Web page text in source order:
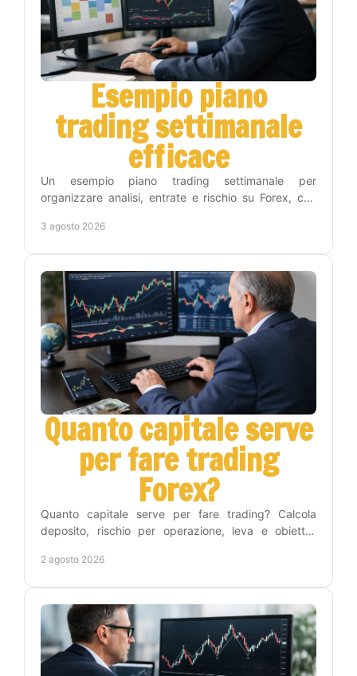
Esempio piano
trading settimanale
efficace
Un esempio piano trading settimanale per
organizzare analisi, entrate e rischio su Forex, con
inutili.
3 agosto 2026
Quanto capitale serve
per fare trading
Forex?
Quanto capitale serve per fare trading? Calcola
deposito, rischio per operazione, leva e obiettivi
disciplina.
2 agosto 2026